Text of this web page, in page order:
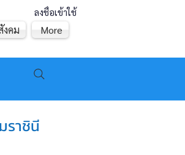
ลงชื่อเข้าใช้
งคม More
ราชินี